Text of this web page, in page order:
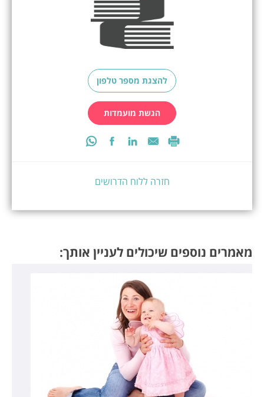
להצגת מספר טלפון
הגשת מועמדות
חזרה ללוח הדרושים
מאמרים נוספים שיכולים לעניין אותך: